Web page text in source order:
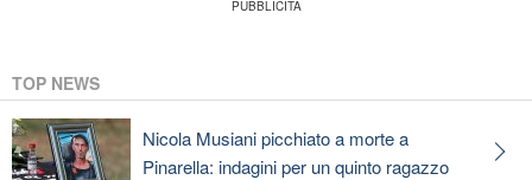
TOP NEWS
Nicola Musiani picchiato a morte a
Pinarella: indagini per un quinto ragazzo